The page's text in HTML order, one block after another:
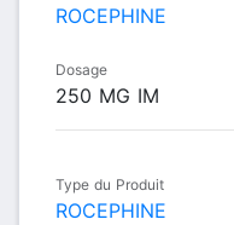
ROCEPHINE
Dosage
250 MG IM
Type du Produit
ROCEPHINE